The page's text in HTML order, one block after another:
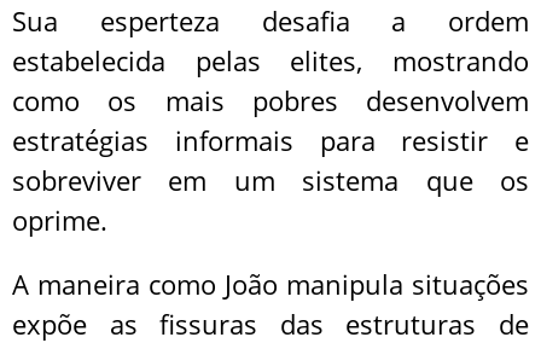
Sua esperteza desafia a ordem
estabelecida pelas elites, mostrando
como os mais pobres desenvolvem
estratégias informais para resistir e
sobreviver em um sistema que os
oprime.
A maneira como João manipula situações
expõe as fissuras das estruturas de